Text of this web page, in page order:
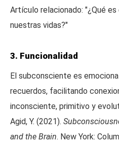
Artículo relacionado: "¿Qué
nuestras vidas?"
3. Funcionalidad
El subconsciente es
recuerdos, facilitando
inconsciente, primitivo y
Agid, Y. (2021).
and the Brain. New York: